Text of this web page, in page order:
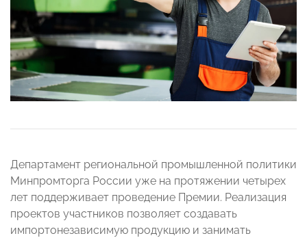
Департамент региональной промышленной политики
Минпромторга России уже на протяжении четырех
лет поддерживает проведение Премии. Реализация
проектов участников позволяет создавать
импортонезависимую продукцию и занимать